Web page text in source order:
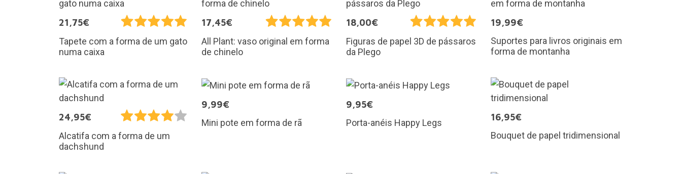
21,75€
Tapete com a forma de um gato
numa caixa
17,45€
All Plant: vaso original em forma
de chinelo
18,00€
Figuras de papel 3D de pássaros
da Plego
19,99€
Suportes para livros originais em
forma de montanha
24,95€
Alcatifa com a forma de um
dachshund
9,99€
Mini pote em forma de rã
9,95€
Porta-anéis Happy Legs
16,95€
Bouquet de papel tridimensional